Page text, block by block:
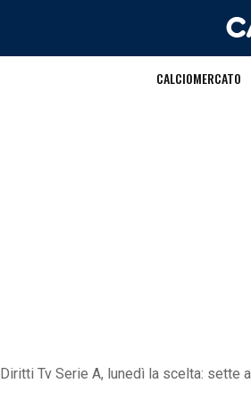
CALCIOMERCATO
Diritti Tv Serie A, lunedì la scelta: sette